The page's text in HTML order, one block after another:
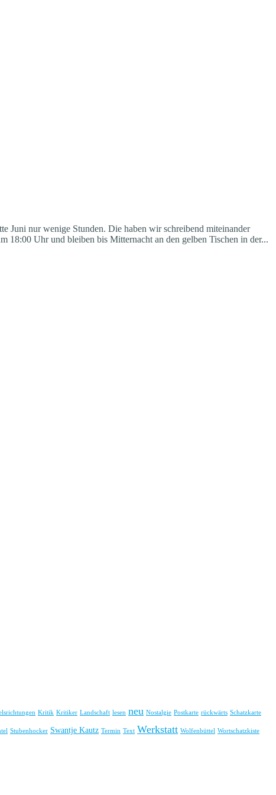
Juni nur wenige Stunden. Die haben wir schreibend miteinander
18:00 Uhr und bleiben bis Mitternacht an den gelben Tischen in der...
Kritik Kritiker Landschaft lesen neu Nostalgie Postkarte rückwärts Schatzkarte
Stubenhocker Swantje Kautz Termin Text Werkstatt Wolfenbüttel Wortschatzkiste